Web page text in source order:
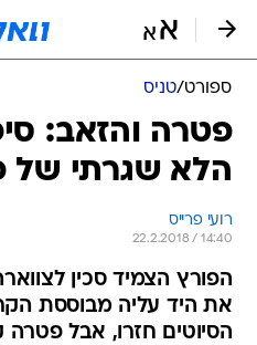
ספורט/טניס
פטרה והזאב:
הלא שגרתי של
רועי פרייס
22.2.2018 / 14:40
הפורץ הצמיד סכין
את היד עליה מבוססת
הסיוטים חזרו, אבל פטרה